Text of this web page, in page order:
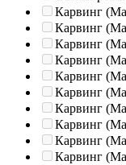
Карвинг
Карвинг
Карвинг
Карвинг
Карвинг
Карвинг
Карвинг
Карвинг
Карвинг
Карвинг